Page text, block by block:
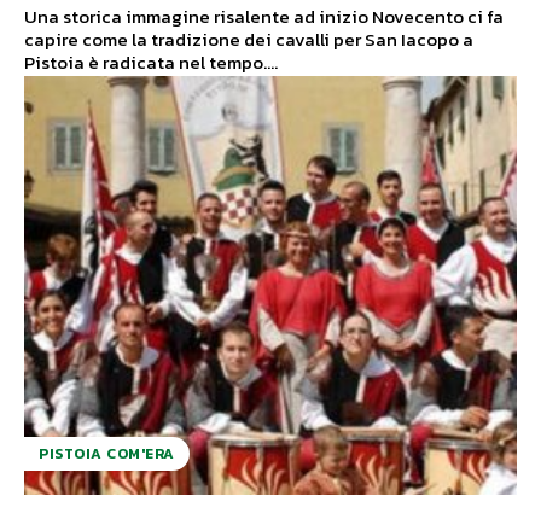
Una storica immagine risalente ad inizio Novecento ci fa
capire come la tradizione dei cavalli per San Iacopo a
Pistoia è radicata nel tempo....
PISTOIA COM'ERA